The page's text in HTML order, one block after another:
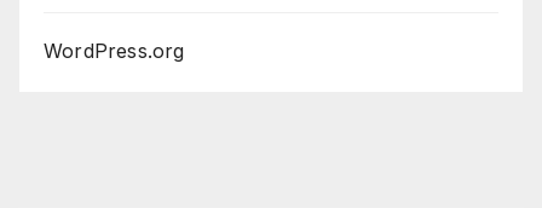
WordPress.org